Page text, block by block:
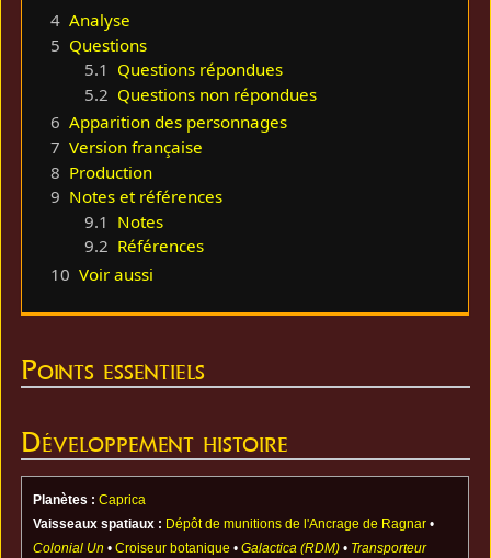
4 Analyse
5 Questions
5.1 Questions répondues
5.2 Questions non répondues
6 Apparition des personnages
7 Version française
8 Production
9 Notes et références
9.1 Notes
9.2 Références
10 Voir aussi
Points essentiels
Développement histoire
Planètes : Caprica
Vaisseaux spatiaux : Dépôt de munitions de l'Ancrage de Ragnar•
Colonial Un • Croiseur botanique • Galactica (RDM)• Transporteur